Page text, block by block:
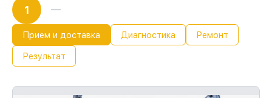
1
Прием и доставка Диагностика Ремонт
Результат